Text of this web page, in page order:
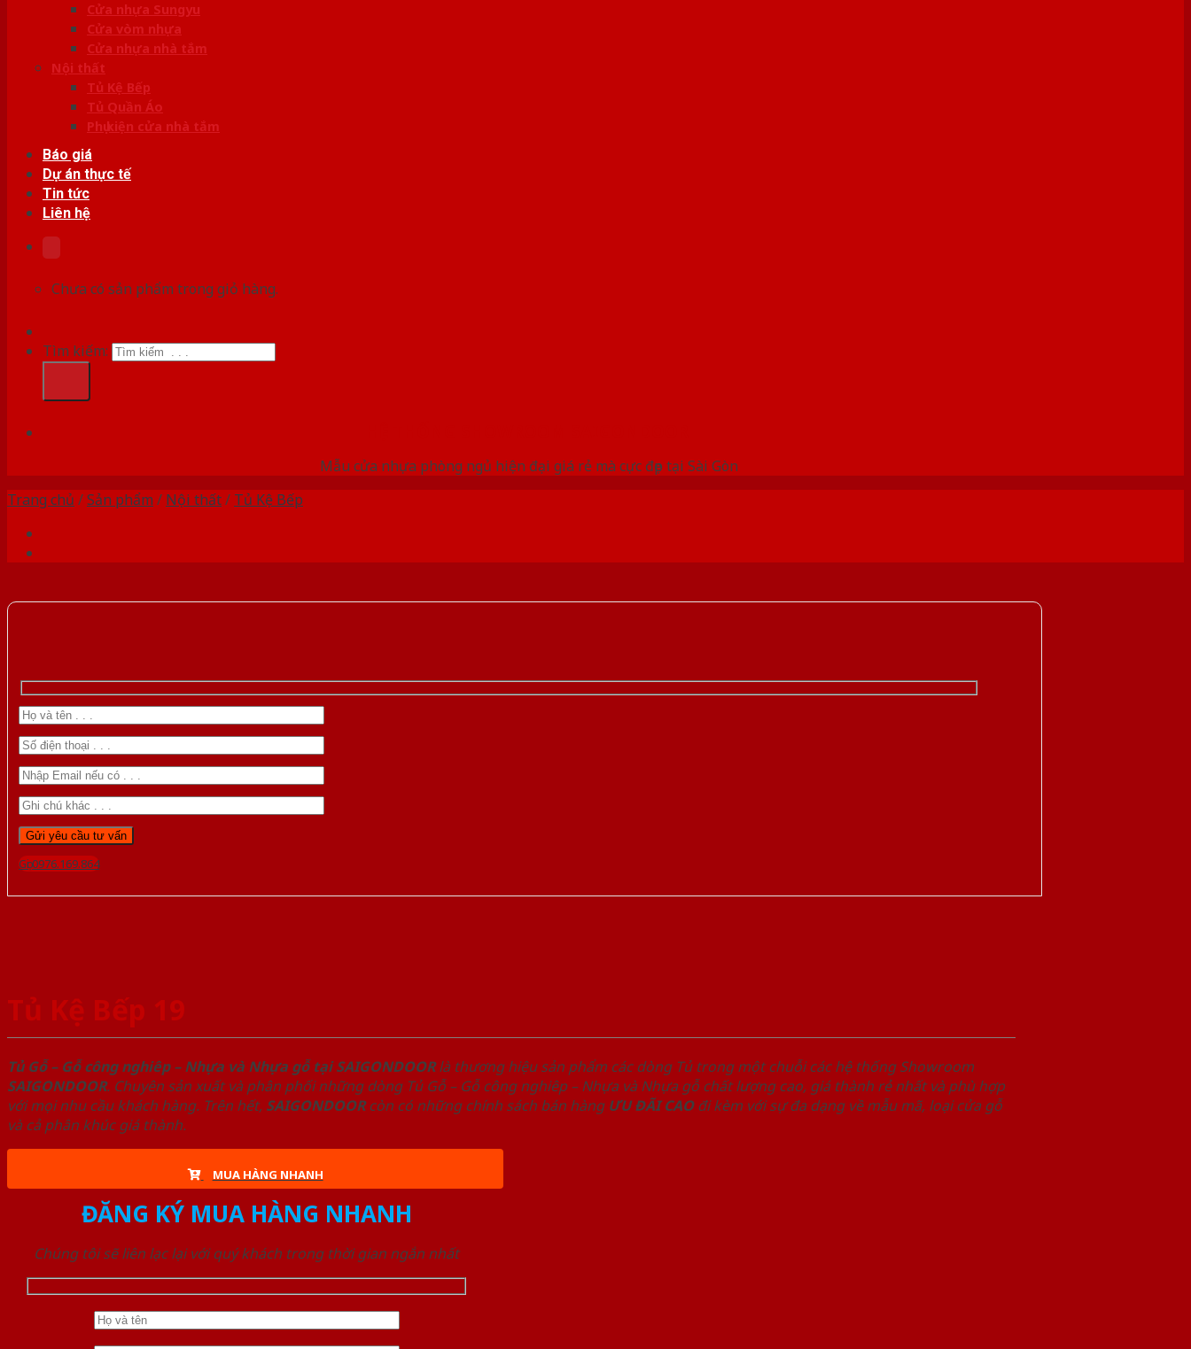
Cửa nhựa Sungyu
Cửa vòm nhựa
Cửa nhựa nhà tắm
Nội thất
Tủ Kệ Bếp
Tủ Quần Áo
Phụ kiện cửa nhà tắm
Báo giá
Dự án thực tế
Tin tức
Liên hệ
Chưa có sản phẩm trong giỏ hàng.
Tìm kiếm:
Mẫu cửa nhựa phòng ngủ hiện đại giá rẻ mà cực đẹp tại Sài Gòn
Trang chủ /Sản phẩm / Nội thất/ Tủ Kệ Bếp
Gọi 0976.169.864
Tủ Kệ Bếp 19
Tủ Gỗ – Gỗ công nghiêp – Nhựa và Nhựa gỗ tại SAIGONDOORlà thương hiệu sản phẩm các dòng Tủ trong một chuỗi các hệ thống Showroom
SAIGONDOOR. Chuyên sản xuất và phân phối những dòng Tủ Gỗ – Gỗ công nghiêp – Nhựa và Nhựa gỗ chất lượng cao, giá thành rẻ nhất và phù hợp
với mọi nhu cầu khách hàng. Trên hết, SAIGONDOORcòn có những chính sách bán hàng ƯU ĐÃI CAOđi kèm với sự đa dạng về mẫu mã, loại cửa gỗ
và cả phân khúc giá thành.
MUA HÀNG NHANH
ĐĂNG KÝ MUA HÀNG NHANH
Chúng tôi sẽ liên lạc lại với quý khách trong thời gian ngắn nhất